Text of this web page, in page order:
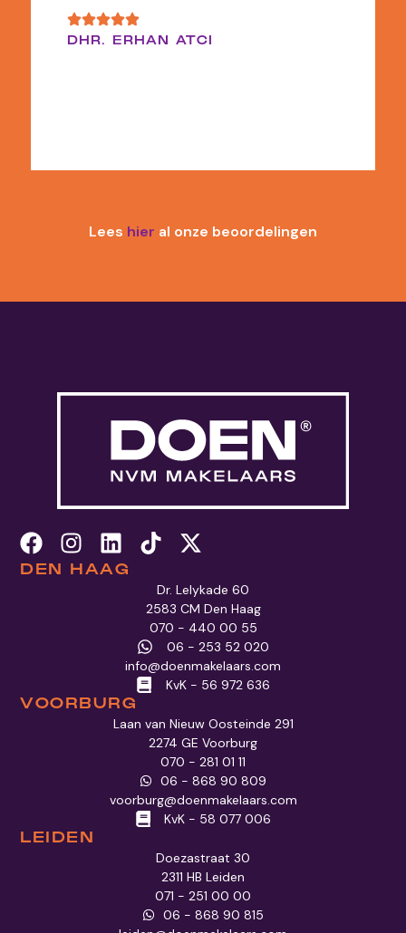
DHR. ERHAN ATCI
Lees hier al onze beoordelingen
DEN HAAG
Dr. Lelykade 60
2583 CM Den Haag
070 - 440 00 55
06 - 253 52 020
info@doenmakelaars.com
KvK - 56 972 636
VOORBURG
Laan van Nieuw Oosteinde 291
2274 GE Voorburg
070 - 281 01 11
06 - 868 90 809
voorburg@doenmakelaars.com
KvK - 58 077 006
LEIDEN
Doezastraat 30
2311 HB Leiden
071 - 251 00 00
06 - 868 90 815